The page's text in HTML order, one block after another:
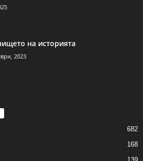
на историята
2023
682
168